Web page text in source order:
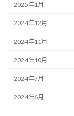
2025年1月
2024年12月
2024年11月
2024年10月
2024年7月
2024年6月